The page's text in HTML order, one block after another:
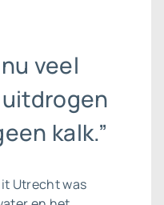
veel
kalk.”
Utrecht was